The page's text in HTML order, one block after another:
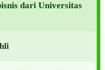
dari Universitas